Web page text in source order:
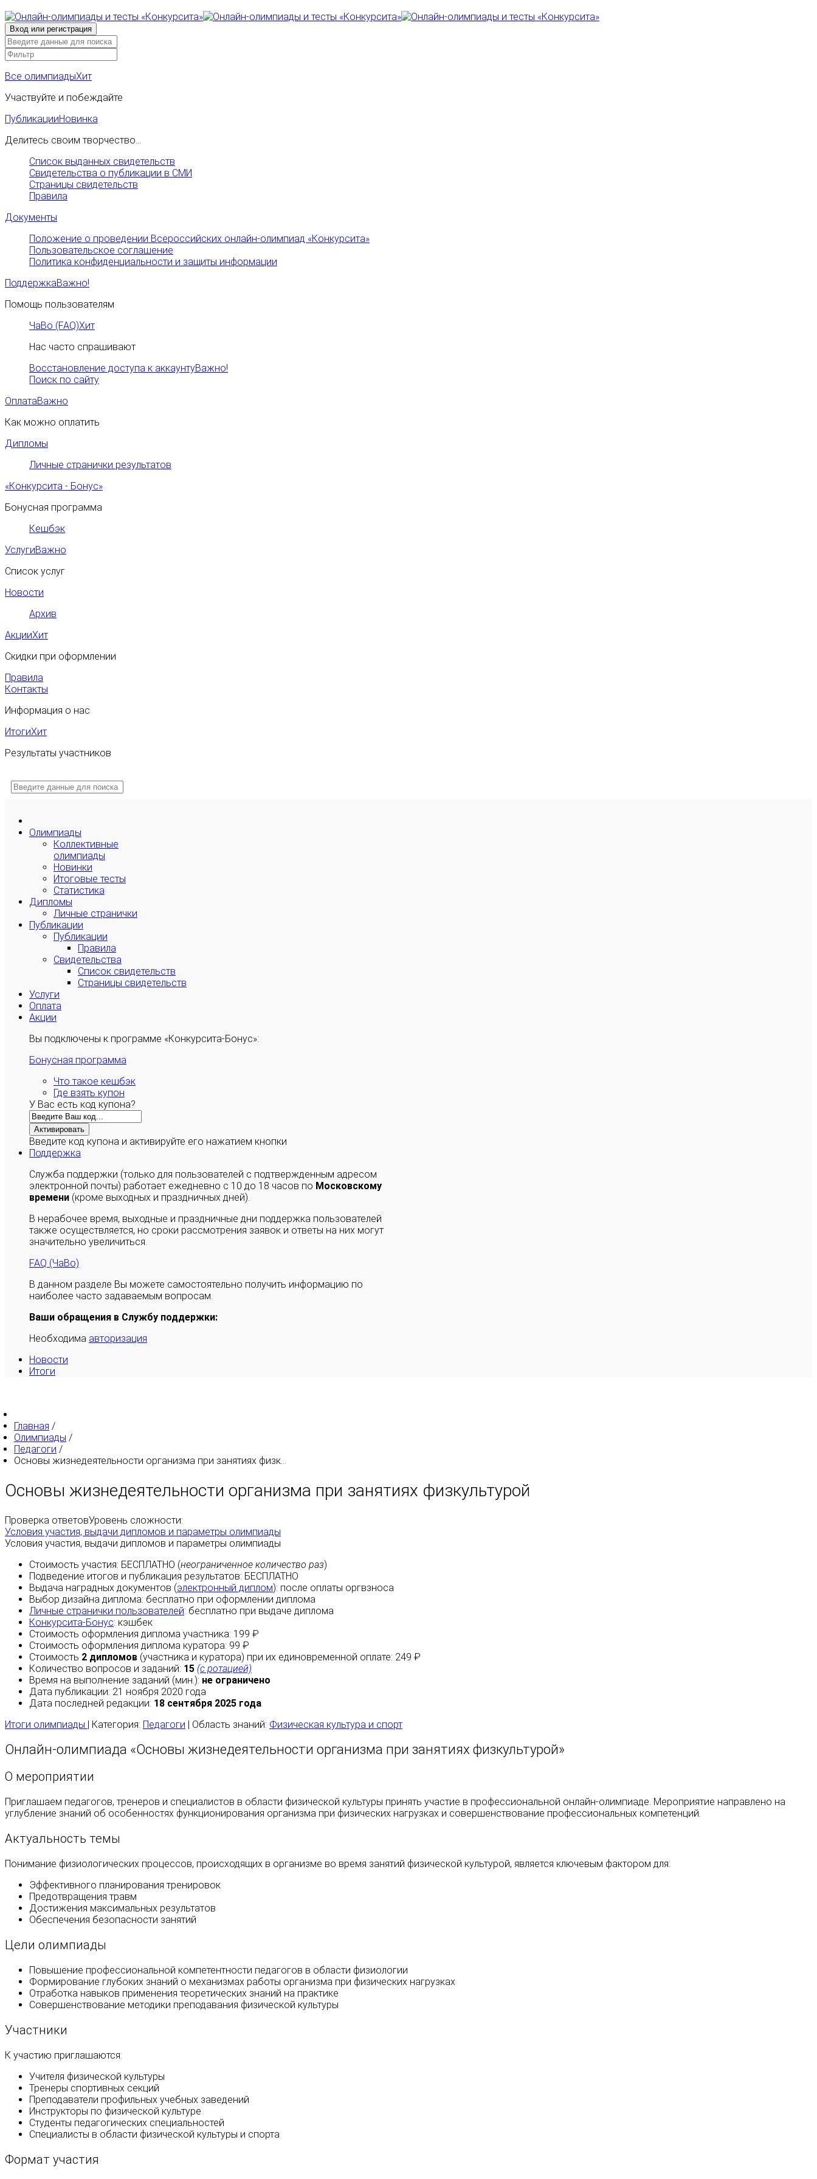
Все олимпиадыХит
Участвуйте и побеждайте
ПубликацииНовинка
Делитесь своим творчество...
Список выданных свидетельств
Свидетельства о публикации в СМИ
Страницы свидетельств
Правила
Документы
Положение о проведении Всероссийских онлайн-олимпиад «Конкурсита»
Пользовательское соглашение
Политика конфиденциальности и защиты информации
ПоддержкаВажно!
Помощь пользователям
ЧаВо (FAQ)Хит
Нас часто спрашивают
Восстановление доступа к аккаунтуВажно!
Поиск по сайту
ОплатаВажно
Как можно оплатить
Дипломы
Личные странички результатов
«Конкурсита - Бонус»
Бонусная программа
Кешбэк
УслугиВажно
Список услуг
Новости
Архив
АкцииХит
Скидки при оформлении
Правила
Контакты
Информация о нас
ИтогиХит
Результаты участников
Олимпиады
Коллективные
олимпиады
Новинки
Итоговые тесты
Статистика
Дипломы
Личные странички
Публикации
Публикации
Правила
Свидетельства
Список свидетельств
Страницы свидетельств
Услуги
Оплата
Акции
Вы подключены к программе «Конкурсита-Бонус»:
Бонусная программа
Что такое кешбэк
Где взять купон
У Вас есть код купона?
Активировать
Введите код купона и активируйте его нажатием кнопки
Поддержка
Служба поддержки (только для пользователей с подтвержденным адресом
электронной почты) работает ежедневно с 10 до 18 часов по Московскому
времени (кроме выходных и праздничных дней).
В нерабочее время, выходные и праздничные дни поддержка пользователей
также осуществляется, но сроки рассмотрения заявок и ответы на них могут
значительно увеличиться.
FAQ (ЧаВо)
В данном разделе Вы можете самостоятельно получить информацию по
наиболее часто задаваемым вопросам.
Ваши обращения в Службу поддержки:
Необходима авторизация
Новости
Итоги
Главная /
Олимпиады /
Педагоги /
Основы жизнедеятельности организма при занятиях физк...
Основы жизнедеятельности организма при занятиях физкультурой
Проверка ответовУровень сложности:
Условия участия, выдачи дипломов и параметры олимпиады
Условия участия, выдачи дипломов и параметры олимпиады
Стоимость участия: БЕСПЛАТНО (неограниченное количество раз)
Подведение итогов и публикация результатов: БЕСПЛАТНО
Выдача наградных документов (электронный диплом): после оплаты оргвзноса
Выбор дизайна диплома: бесплатно при оформлении диплома
Личные странички пользователей: бесплатно при выдаче диплома
Конкурсита-Бонус: кэшбек
Стоимость оформления диплома участника: 199 ₽
Стоимость оформления диплома куратора: 99 ₽
Стоимость 2 дипломов (участника и куратора) при их единовременной оплате: 249 ₽
Количество вопросов и заданий: 15 (с ротацией)
Время на выполнение заданий (мин.): не ограничено
Дата публикации: 21 ноября 2020 года
Дата последней редакции: 18 сентября 2025 года
Итоги олимпиады
| Категория: Педагоги | Область знаний: Физическая культура и спорт
Онлайн-олимпиада «Основы жизнедеятельности организма при занятиях физкультурой»
О мероприятии
Приглашаем педагогов, тренеров и специалистов в области физической культуры принять участие в профессиональной онлайн-олимпиаде. Мероприятие направлено на
углубление знаний об особенностях функционирования организма при физических нагрузках и совершенствование профессиональных компетенций.
Актуальность темы
Понимание физиологических процессов, происходящих в организме во время занятий физической культурой, является ключевым фактором для:
Эффективного планирования тренировок
Предотвращения травм
Достижения максимальных результатов
Обеспечения безопасности занятий
Цели олимпиады
Повышение профессиональной компетентности педагогов в области физиологии
Формирование глубоких знаний о механизмах работы организма при физических нагрузках
Отработка навыков применения теоретических знаний на практике
Совершенствование методики преподавания физической культуры
Участники
К участию приглашаются:
Учителя физической культуры
Тренеры спортивных секций
Преподаватели профильных учебных заведений
Инструкторы по физической культуре
Студенты педагогических специальностей
Специалисты в области физической культуры и спорта
Формат участия